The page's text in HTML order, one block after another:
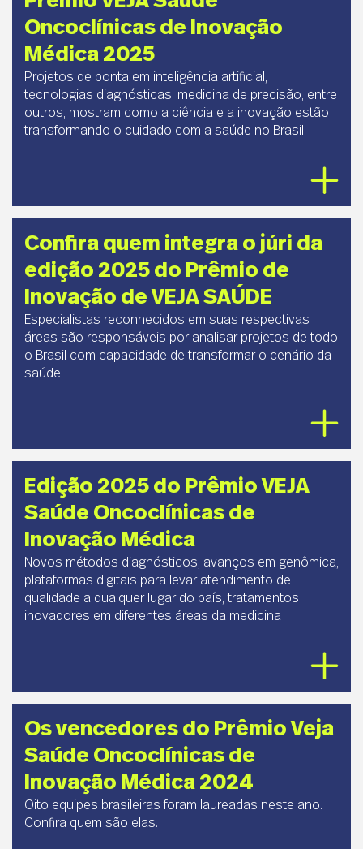
Oncoclínicas de Inovação
Médica 2025
Projetos de ponta em inteligência artificial,
tecnologias diagnósticas, medicina de precisão, entre
outros, mostram como a ciência e a inovação estão
transformando o cuidado com a saúde no Brasil.
Confira quem integra o júri da
edição 2025 do Prêmio de
Inovação de VEJA SAÚDE
Especialistas reconhecidos em suas respectivas
áreas são responsáveis por analisar projetos de todo
o Brasil com capacidade de transformar o cenário da
saúde
Edição 2025 do Prêmio VEJA
Saúde Oncoclínicas de
Inovação Médica
Novos métodos diagnósticos, avanços em genômica,
plataformas digitais para levar atendimento de
qualidade a qualquer lugar do país, tratamentos
inovadores em diferentes áreas da medicina
Os vencedores do Prêmio Veja
Saúde Oncoclínicas de
Inovação Médica 2024
Oito equipes brasileiras foram laureadas neste ano.
Confira quem são elas.